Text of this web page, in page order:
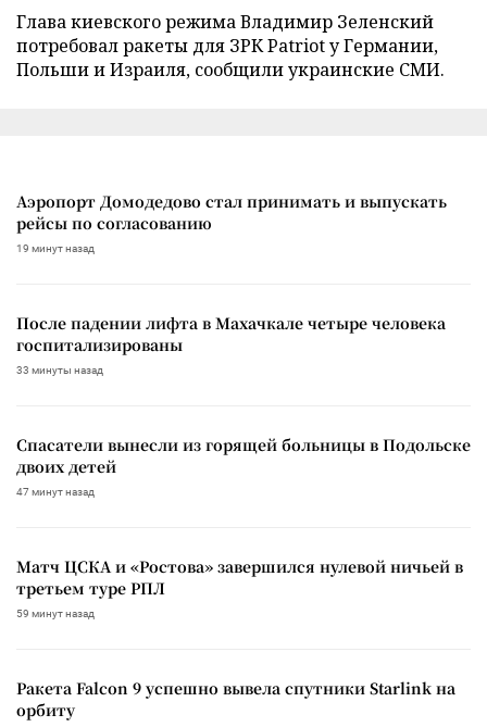
Глава киевского режима Владимир Зеленский
потребовал ракеты для ЗРК Patriot у Германии,
Польши и Израиля, сообщили украинские СМИ.
Аэропорт Домодедово стал принимать и выпускать
рейсы по согласованию
19 минут назад
После падении лифта в Махачкале четыре человека
госпитализированы
33 минуты назад
Спасатели вынесли из горящей больницы в Подольске
двоих детей
47 минут назад
Матч ЦСКА и «Ростова» завершился нулевой ничьей в
третьем туре РПЛ
59 минут назад
Ракета Falcon 9 успешно вывела спутники Starlink на
орбиту